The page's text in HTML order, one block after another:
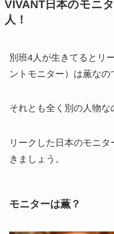
VIVANT日本のモニ
人！
別班4人が生きてるとリ
ントモニター）は薫なの
それとも全く別の人物な
リークした日本のモニ
きましょう。
モニターは薫？